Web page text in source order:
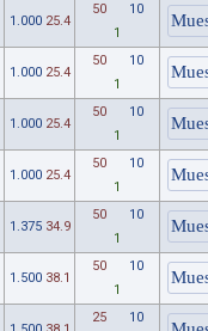
1.000 25.4
50
10
1
1.000 25.4
50
10
1
1.000 25.4
50
10
1
1.000 25.4
50
10
1
1.375 34.9
50
10
1
1.500 38.1
50
10
1
25
10